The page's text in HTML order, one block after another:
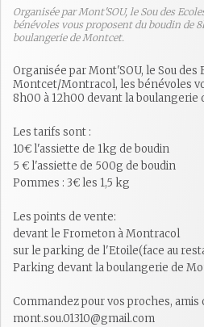
Organisée par Mont'SOU, le Sou des
bénévoles vous proposent du boudin de
boulangerie de Montcet.
Organisée par Mont'SOU, le Sou des
Montcet/Montracol, les bénévoles
8h00 à 12h00 devant la boulangerie
Les tarifs sont :
10€ l'assiette de 1kg de boudin
5 € l'assiette de 500g de boudin
Pommes : 3€ les 1,5 kg
Les points de vente:
devant le Frometon à Montracol
sur le parking de l'Etoile(face au
Parking devant la boulangerie de
Commandez pour vos proches, amis
mont.sou.01310@gmail.com